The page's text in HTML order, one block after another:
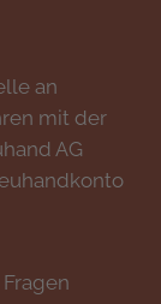
an
mit der
AG